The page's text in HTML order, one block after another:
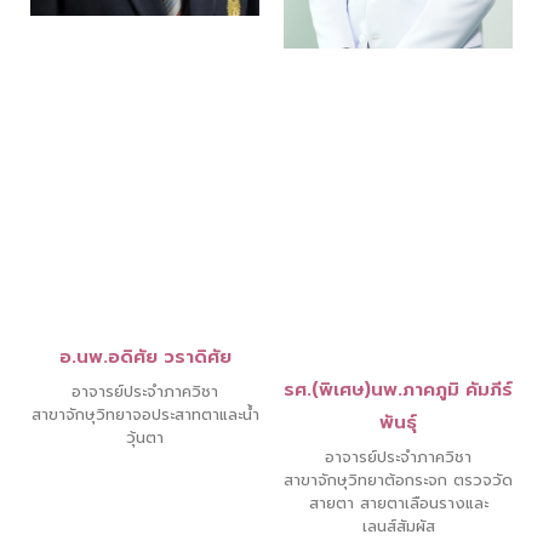
อ.นพ.อดิศัย วราดิศัย
อาจารย์ประจำภาควิชา
สาขาจักษุวิทยาจอประสาทตาและน้ำ
วุ้นตา
รศ.(พิเศษ)นพ.ภาคภูมิ คัมภีร์
พันธุ์
อาจารย์ประจำภาควิชา
สาขาจักษุวิทยาต้อกระจก ตรวจวัด
สายตา สายตาเลือนรางและ
เลนส์สัมผัส